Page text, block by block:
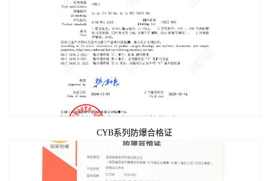
CYB系列防爆合格证